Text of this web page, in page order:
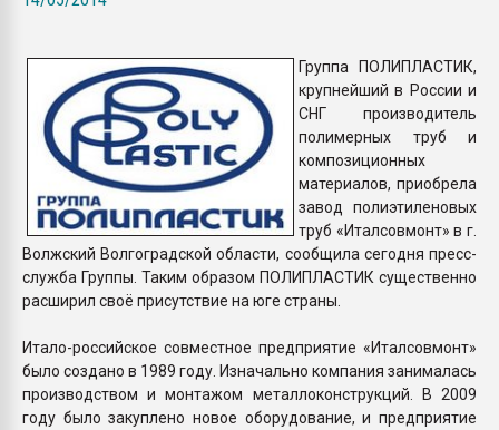
ПЕРЕЙТИ НА
Группа ПОЛИПЛАСТИК,
крупнейший в России и
СНГ производитель
полимерных труб и
композиционных
материалов, приобрела
завод полиэтиленовых
труб «Италсовмонт» в г.
Волжский Волгоградской области, сообщила сегодня пресс-
служба Группы. Таким образом ПОЛИПЛАСТИК существенно
расширил своё присутствие на юге страны.
Итало-российское совместное предприятие «Италсовмонт»
было создано в 1989 году. Изначально компания занималась
производством и монтажом металлоконструкций. В 2009
году было закуплено новое оборудование, и предприятие